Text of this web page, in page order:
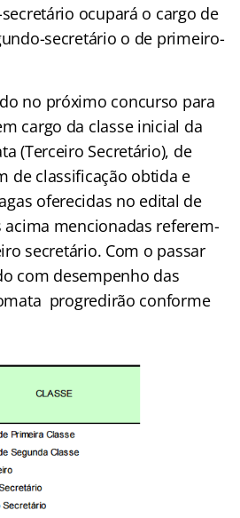
ocupará o cargo de
secretário o de primeiro-
no próximo concurso para
cargo da classe inicial da
(Terceiro Secretário), de
de classificação obtida e
oferecidas no edital de
acima mencionadas referem-
secretário. Com o passar
com desempenho das
progredirão conforme